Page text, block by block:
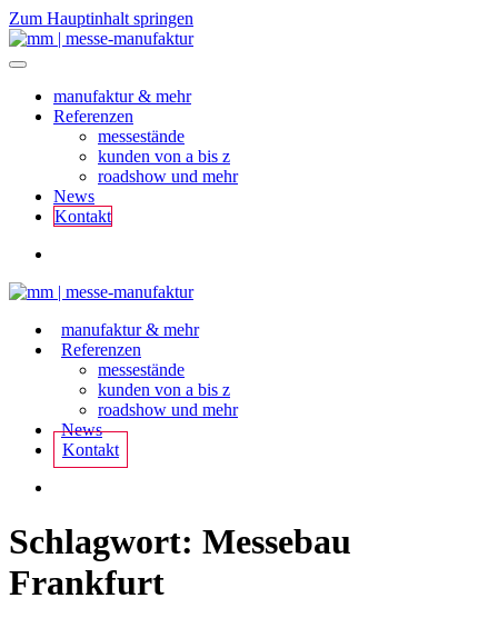
Zum Hauptinhalt springen
manufaktur & mehr
Referenzen
messestände
kunden von a bis z
roadshow und mehr
News
Kontakt
manufaktur & mehr
Referenzen
messestände
kunden von a bis z
roadshow und mehr
News
Kontakt
Schlagwort: Messebau
Frankfurt